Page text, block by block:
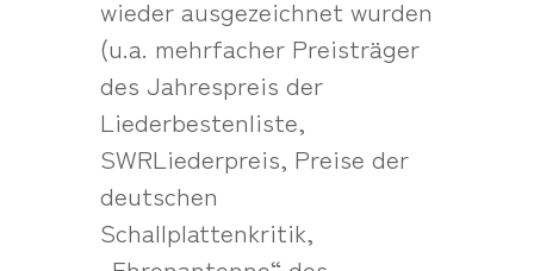
wieder ausgezeichnet wurden
(u.a. mehrfacher Preisträger
des Jahrespreis der
Liederbestenliste,
SWRLiederpreis, Preise der
deutschen
Schallplattenkritik,